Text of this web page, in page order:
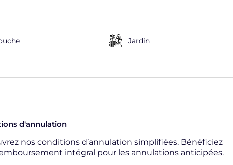
Jardin
d'annulation
nos conditions d’annulation simplifiées. Bénéficiez
intégral pour les annulations anticipées.